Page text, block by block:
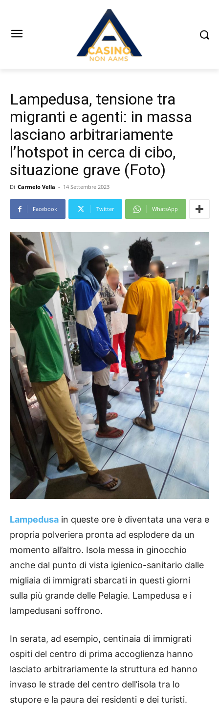
Lampedusa, tensione tra
migranti e agenti: in massa
lasciano arbitrariamente
l’hotspot in cerca di cibo,
situazione grave (Foto)
Di Carmelo Vella - 14 Settembre 2023
Facebook Twitter WhatsApp
Lampedusa in queste ore è diventata una vera e
propria polveriera pronta ad esplodere da un
momento all’altro. Isola messa in ginocchio
anche dal punto di vista igienico-sanitario dalle
migliaia di immigrati sbarcati in questi giorni
sulla più grande delle Pelagie. Lampedusa e i
lampedusani soffrono.
In serata, ad esempio, centinaia di immigrati
ospiti del centro di prima accoglienza hanno
lasciato arbitrariamente la struttura ed hanno
invaso le strade del centro dell’isola tra lo
stupore e la paura dei residenti e dei turisti.